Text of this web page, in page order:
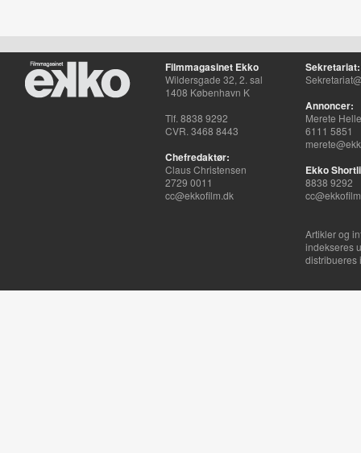
Filmmagasinet Ekko
Wildersgade 32, 2. sal
1408 København K
Tlf. 8838 9292
CVR. 3468 8443
Chefredaktør:
Claus Christensen
2729 0011
cc@ekkofilm.dk
Sekretariat:
Annoncer:
Merete
6111 5851
Ekko
8838 9292
Artikler og
indekseres
distribueres